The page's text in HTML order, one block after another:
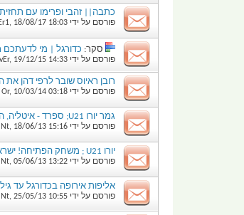
כתבה|| זהבי ופרימו עם
פורסם על ידי , 18/08/17 18:03
סקר: כדורגל | מי לדעתכם
פורסם על ידי , 19/12/15 14:33
רובן ראיוס שובר לרפי דהן את
פורסם על ידי Or, 10/03/14 03:18
גמר יורו U21; ספרד - איטליה, היום ב19:00!
פורסם על ידי , 18/06/13 15:16
יורו U21 ; משחק הפתיחה! ישראל - נורבגיה, היום 19:00
פורסם על ידי , 05/06/13 13:22
אליפות אירופה בכדורגל עד גיל 21, ישראל 2013 - כל המידע
פורסם על ידי , 25/05/13 10:55